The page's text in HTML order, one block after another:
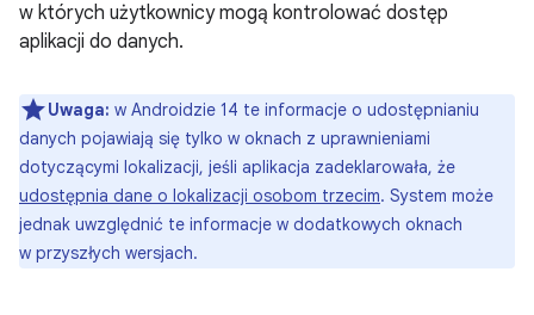
w których użytkownicy mogą kontrolować dostęp
aplikacji do danych.
Uwaga: w Androidzie 14 te informacje o udostępnianiu
danych pojawiają się tylko w oknach z uprawnieniami
dotyczącymi lokalizacji, jeśli aplikacja zadeklarowała, że
udostępnia dane o lokalizacji osobom trzecim. System może
jednak uwzględnić te informacje w dodatkowych oknach
w przyszłych wersjach.